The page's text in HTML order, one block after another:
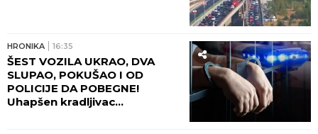
HRONIKA 16:35
ŠEST VOZILA UKRAO, DVA
SLUPAO, POKUŠAO I OD
POLICIJE DA POBEGNE!
Uhapšen kradljivac